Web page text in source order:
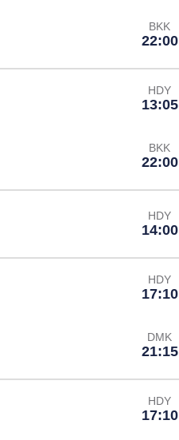
BKK
22:00
HDY
13:05
BKK
22:00
HDY
14:00
HDY
17:10
DMK
21:15
HDY
17:10